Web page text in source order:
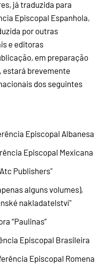
já traduzida para
Episcopal Espanhola,
por outras
e editoras
em preparação
estará brevemente
dos seguintes
Episcopal Albanesa
Episcopal Mexicana
Publishers"
alguns volumes),
nakladatelství"
“Paulinas”
Episcopal Brasileira
Episcopal Romena